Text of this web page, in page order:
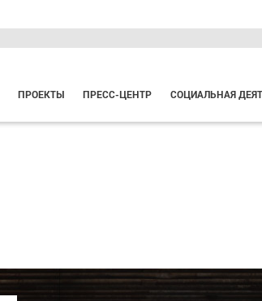
ПРОЕКТЫ ПРЕСС-ЦЕНТР СОЦИАЛЬНАЯ